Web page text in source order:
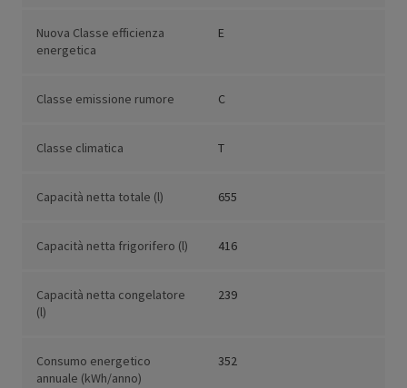
Nuova Classe efficienza
energetica
E
Classe emissione rumore C
Classe climatica T
Capacità netta totale (l) 655
Capacità netta frigorifero (l) 416
Capacità netta congelatore
(l)
239
Consumo energetico
annuale (kWh/anno)
352